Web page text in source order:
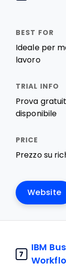
Ideale per
lavoro
Prova
disponibile
Prezzo su
Website
7
IBM